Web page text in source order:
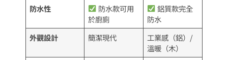
防水性
防水款可用
於廚廁
鋁質款完全
防水
外觀設計
簡潔現代
工業感（鋁）/
溫暖（木）